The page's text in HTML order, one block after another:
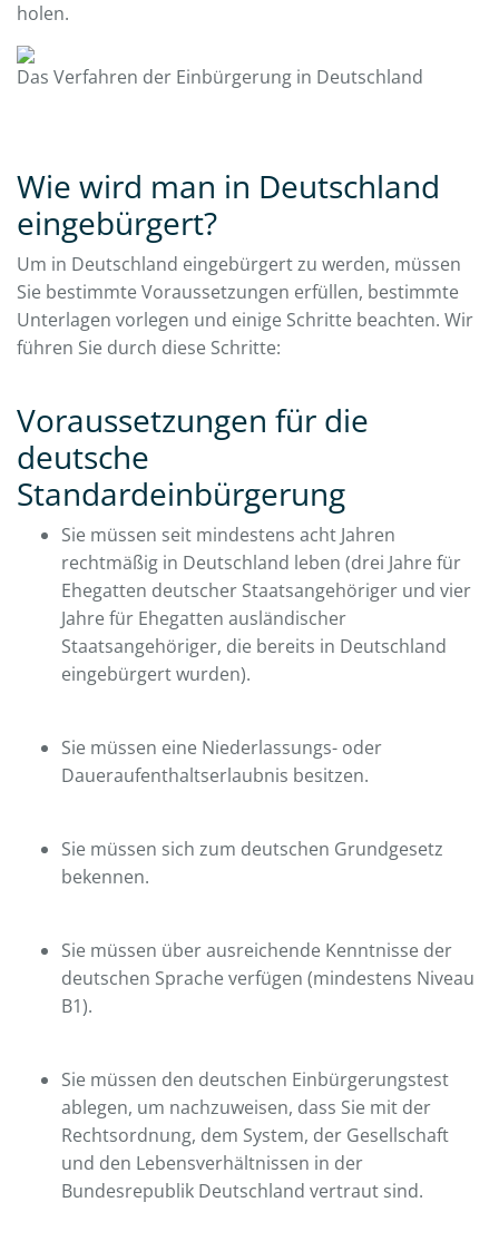
holen.
Das Verfahren der Einbürgerung in Deutschland
Wie wird man in Deutschland
eingebürgert?
Um in Deutschland eingebürgert zu werden, müssen
Sie bestimmte Voraussetzungen erfüllen, bestimmte
Unterlagen vorlegen und einige Schritte beachten. Wir
führen Sie durch diese Schritte:
Voraussetzungen für die
deutsche
Standardeinbürgerung
Sie müssen seit mindestens acht Jahren
rechtmäßig in Deutschland leben (drei Jahre für
Ehegatten deutscher Staatsangehöriger und vier
Jahre für Ehegatten ausländischer
Staatsangehöriger, die bereits in Deutschland
eingebürgert wurden).
Sie müssen eine Niederlassungs- oder
Daueraufenthaltserlaubnis besitzen.
Sie müssen sich zum deutschen Grundgesetz
bekennen.
Sie müssen über ausreichende Kenntnisse der
deutschen Sprache verfügen (mindestens Niveau
B1).
Sie müssen den deutschen Einbürgerungstest
ablegen, um nachzuweisen, dass Sie mit der
Rechtsordnung, dem System, der Gesellschaft
und den Lebensverhältnissen in der
Bundesrepublik Deutschland vertraut sind.